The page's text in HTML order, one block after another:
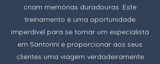
criam memórias duradouras. Este
treinamento é uma oportunidade
imperdível para se tornar um especialista
em Santorini e proporcionar aos seus
clientes uma viagem verdadeiramente